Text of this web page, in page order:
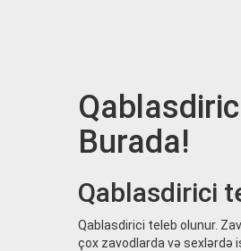
Burada!
Qablasdirici
Qablasdirici teleb olunur.
çox zavodlarda və sexlərdə